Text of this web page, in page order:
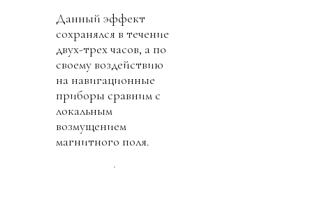
Данный эффект
сохранялся в течение
двух-трех часов, а по
своему воздействию
на навигационные
приборы сравним с
локальным
возмущением
магнитного поля.